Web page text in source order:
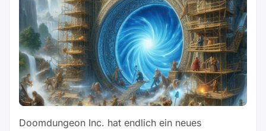
Again“
Doomdungeon Inc. hat endlich ein neues